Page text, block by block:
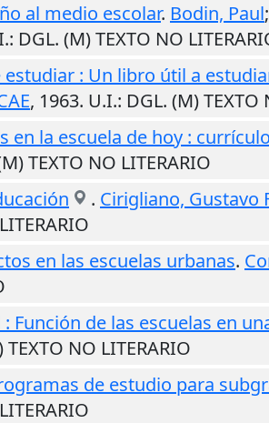
al medio escolar. Bodin, Paul;
: DGL. (M) TEXTO NO
: Un libro útil a
, 1963. U.I.: DGL. (M) TEXTO
en la escuela de hoy :
TEXTO NO LITERARIO
. Cirigliano, Gustavo
en las escuelas urbanas.
Función de las escuelas en
TEXTO NO LITERARIO
de estudio para